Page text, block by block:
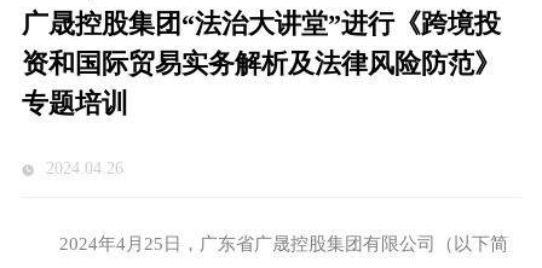
广晟控股集团“法治大讲堂”进行《跨境投
资和国际贸易实务解析及法律风险防范》
专题培训
2024.04.26
2024年4月25日，广东省广晟控股集团有限公司（以下简